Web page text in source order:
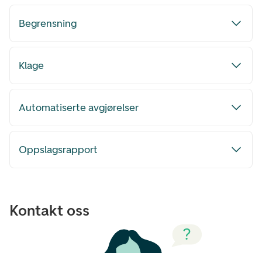
Begrensning
Klage
Automatiserte avgjørelser
Oppslagsrapport
Kontakt oss